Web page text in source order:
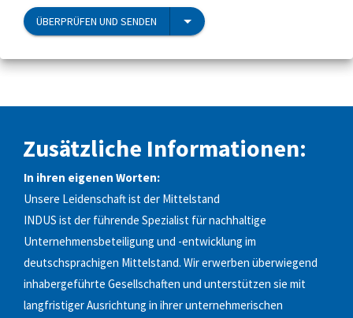
ÜBERPRÜFEN UND SENDEN
Zusätzliche Informationen:
In ihren eigenen Worten:
Unsere Leidenschaft ist der Mittelstand
INDUS ist der führende Spezialist für nachhaltige
Unternehmensbeteiligung und -entwicklung im
deutschsprachigen Mittelstand. Wir erwerben überwiegend
inhabergeführte Gesellschaften und unterstützen sie mit
langfristiger Ausrichtung in ihrer unternehmerischen